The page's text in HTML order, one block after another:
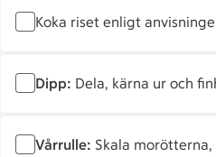
Koka riset enligt
Dipp: Dela, kärna ur och
Vårrulle: Skala